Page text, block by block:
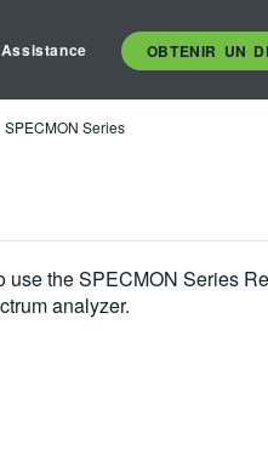
Assistance OBTENIR UN
SPECMON Series
the SPECMON Series
analyzer.